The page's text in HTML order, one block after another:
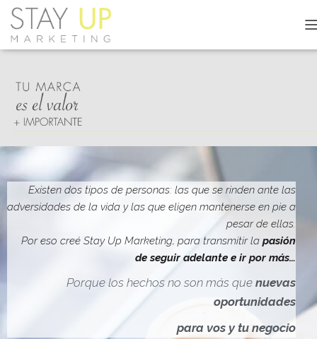
A
M
D
E
N
A
V
G
I
Ó
N
Existen dos tipos de personas: las que se rinden ante las
adversidades de la vida y las que eligen mantenerse en pie a
pesar de ellas.
Por eso creé Stay Up Marketing, para transmitir la pasión
de seguir adelante e ir por más…
Porque los hechos no son más que nuevas
oportunidades
para vos y tu negocio